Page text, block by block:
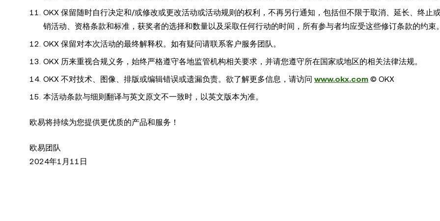
OKX 保留随时自行决定和/或修改或更改活动或活动规则的权利，不再另行通知，包括但不限于取消、延长、终止
销活动、资格条款和标准，获奖者的选择和数量以及采取任何行动的时间，所有参与者均应受这些修订条款的约束
OKX 保留对本次活动的最终解释权。如有疑问请联系客户服务团队。
OKX 历来重视合规义务，始终严格遵守各地监管机构相关要求，并请您遵守所在国家或地区的相关法律法规。
OKX 不对技术、图像、排版或编辑错误或遗漏负责。欲了解更多信息，请访问 www.okx.com © OKX
本活动条款与细则翻译与英文原文不一致时，以英文版本为准。
欧易将持续为您提供更优质的产品和服务！
欧易团队
2024年1月11日